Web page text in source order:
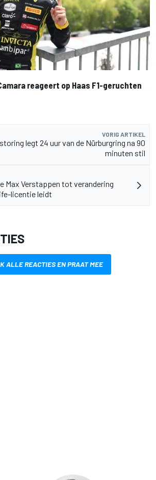
reageert op Haas F1-geruchten
VORIG ARTIKEL
legt 24 uur van de Nürburgring na 90
minuten stil
Max Verstappen tot verandering
licentie leidt
ALLE REACTIES EN PRAAT MEE